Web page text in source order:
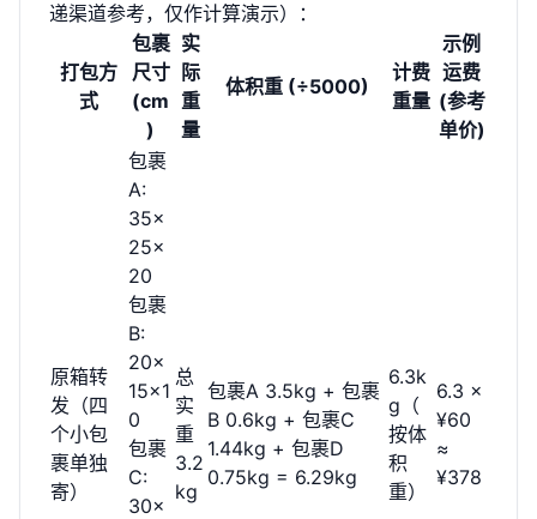
递渠道参考，仅作计算演示）：
打包方
式
包裹
尺寸
(cm
)
实
际
重
量
体积重 (÷5000)
计费
重量
示例
运费
(参考
单价)
原箱转
发（四
个小包
裹单独
寄）
包裹
A:
35×
25×
20
包裹
B:
20×
15×1
0
包裹
C:
30×
总
实
重
3.2
kg
包裹A 3.5kg + 包裹
B 0.6kg + 包裹C
1.44kg + 包裹D
0.75kg = 6.29kg
6.3k
g（
按体
积
重）
6.3 ×
¥60
≈
¥378